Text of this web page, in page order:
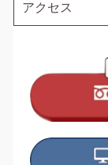
アクセス